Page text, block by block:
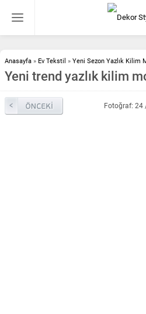
Anasayfa » Ev Tekstil » Yeni Sezon Yazlık Kilim
Yeni trend yazlık kilim
Fotoğraf: 24